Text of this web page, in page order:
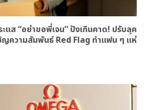
แส “อย่าขอพี่เจน” ปังเกินคาด! ปรับลุค
ญความสัมพันธ์ Red Flag ทำแฟน ๆ แห่